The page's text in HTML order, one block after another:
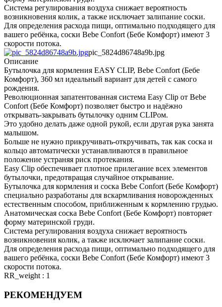
Система регулирования воздуха снижает вероятность
возникновения колик, а также исключает залипание соски.
Для определения расхода пищи, оптимально подходящего для
вашего ребёнка, соски Bebe Confort (Бебе Комфорт) имеют 3
скорости потока.
pic_5824d86748a9b.jpg
Описание
Бутылочка для кормления EASY CLIP, Bebe Confort (Бебе
Комфорт), 360 мл идеальный вариант для детей с самого
рождения.
Революционная запатентованная система Easy Clip от Bebe
Confort (Бебе Комфорт) позволяет быстро и надёжно
открывать-закрывать бутылочку одним CLIPом.
Это удобно делать даже одной рукой, если другая рука занята
малышом.
Больше не нужно прикручивать-откручивать, так как соска и
кольцо автоматически устанавливаются в правильное
положение устраняя риск протекания.
Easy Clip обеспечивает плотное прилегание всех элементов
бутылочки, предотвращая случайное открывание.
Бутылочка для кормления и соска Bebe Confort (Бебе Комфорт)
специально разработаны для вскармливания новорожденных
естественным способом, приближенным к кормлению грудью.
Анатомическая соска Bebe Confort (Бебе Комфорт) повторяет
форму материнской груди.
Система регулирования воздуха снижает вероятность
возникновения колик, а также исключает залипание соски.
Для определения расхода пищи, оптимально подходящего для
вашего ребёнка, соски Bebe Confort (Бебе Комфорт) имеют 3
скорости потока.
RR_weight : 1
РЕКОМЕНДУЕМ